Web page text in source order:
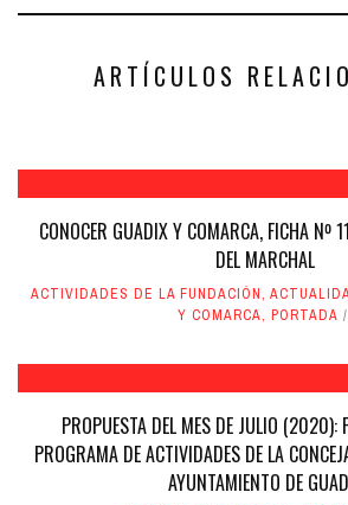
en en
ARTÍCULOS
CONOCER GUADIX Y COMARCA, FICHA Nº
DEL MARCHAL
ACTIVIDADES DE LA FUNDACIÓN,
Y COMARCA, PORTADA
PROPUESTA DEL MES DE JULIO (2020):
PROGRAMA DE ACTIVIDADES DE LA
AYUNTAMIENTO DE